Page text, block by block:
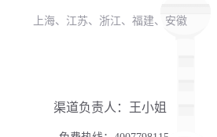
上海、江苏、浙江、福建、安徽
渠道负责人：王小姐